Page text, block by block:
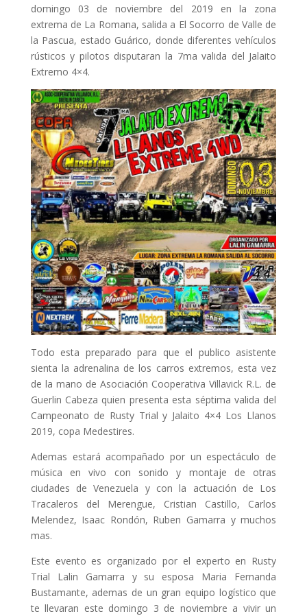
domingo 03 de noviembre del 2019 en la zona
extrema de La Romana, salida a El Socorro de Valle de
la Pascua, estado Guárico, donde diferentes vehículos
rústicos y pilotos disputaran la 7ma valida del Jalaito
Extremo 4×4.
Todo esta preparado para que el publico asistente
sienta la adrenalina de los carros extremos, esta vez
de la mano de Asociación Cooperativa Villavick R.L. de
Guerlin Cabeza quien presenta esta séptima valida del
Campeonato de Rusty Trial y Jalaito 4×4 Los Llanos
2019, copa Medestires.
Ademas estará acompañado por un espectáculo de
música en vivo con sonido y montaje de otras
ciudades de Venezuela y con la actuación de Los
Tracaleros del Merengue, Cristian Castillo, Carlos
Melendez, Isaac Rondón, Ruben Gamarra y muchos
mas.
Este evento es organizado por el experto en Rusty
Trial Lalin Gamarra y su esposa Maria Fernanda
Bustamante, ademas de un gran equipo logístico que
te llevaran este domingo 3 de noviembre a vivir un